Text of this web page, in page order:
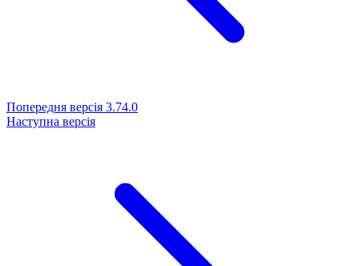
Попередня версія 3.74.0
Наступна версія